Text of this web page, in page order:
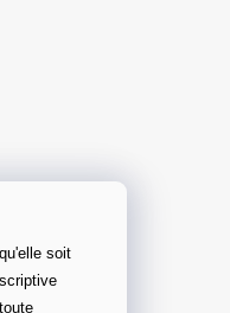
soit